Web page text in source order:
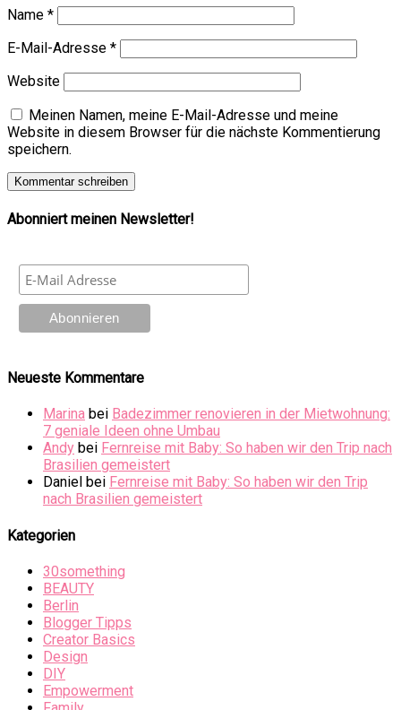
Name *
E-Mail-Adresse *
Website
Meinen Namen, meine E-Mail-Adresse und meine
Website in diesem Browser für die nächste Kommentierung
speichern.
Abonniert meinen Newsletter!
Neueste Kommentare
Marina bei Badezimmer renovieren in der Mietwohnung:
7 geniale Ideen ohne Umbau
Andy bei Fernreise mit Baby: So haben wir den Trip nach
Brasilien gemeistert
Daniel bei Fernreise mit Baby: So haben wir den Trip
nach Brasilien gemeistert
Kategorien
30something
BEAUTY
Berlin
Blogger Tipps
Creator Basics
Design
DIY
Empowerment